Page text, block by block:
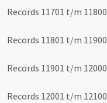
Records 11701 t/m 11800
Records 11801 t/m 11900
Records 11901 t/m 12000
Records 12001 t/m 12100